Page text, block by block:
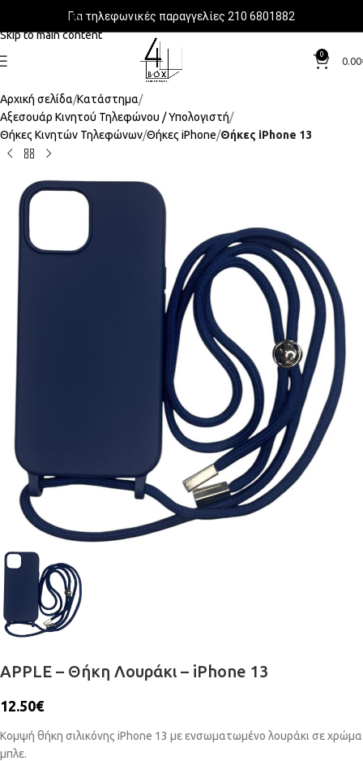
Skip to navigation
Skip to main content
Για τηλεφωνικές παραγγελίες 210 6801882
0
0.00
Αρχική σελίδα Κατάστημα
Αξεσουάρ Κινητού Τηλεφώνου / Υπολογιστή
Θήκες Κινητών Τηλεφώνων Θήκες iPhone Θήκες iPhone 13
APPLE – Θήκη Λουράκι – iPhone 13
12.50€
Κομψή θήκη σιλικόνης iPhone 13 με ενσωματωμένο λουράκι σε χρώμα
μπλε.